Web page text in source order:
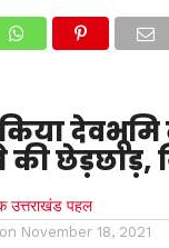
देवभूमि
छेड़छाड़,
उत्तराखंड पहल
November 18, 2021